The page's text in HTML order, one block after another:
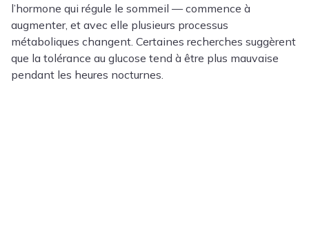
l’hormone qui régule le sommeil — commence à
augmenter, et avec elle plusieurs processus
métaboliques changent. Certaines recherches suggèrent
que la tolérance au glucose tend à être plus mauvaise
pendant les heures nocturnes.